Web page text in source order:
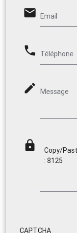
email Email
phone Téléphone
mode_edit Message
lock
Copy/
: 8125
CAPTCHA